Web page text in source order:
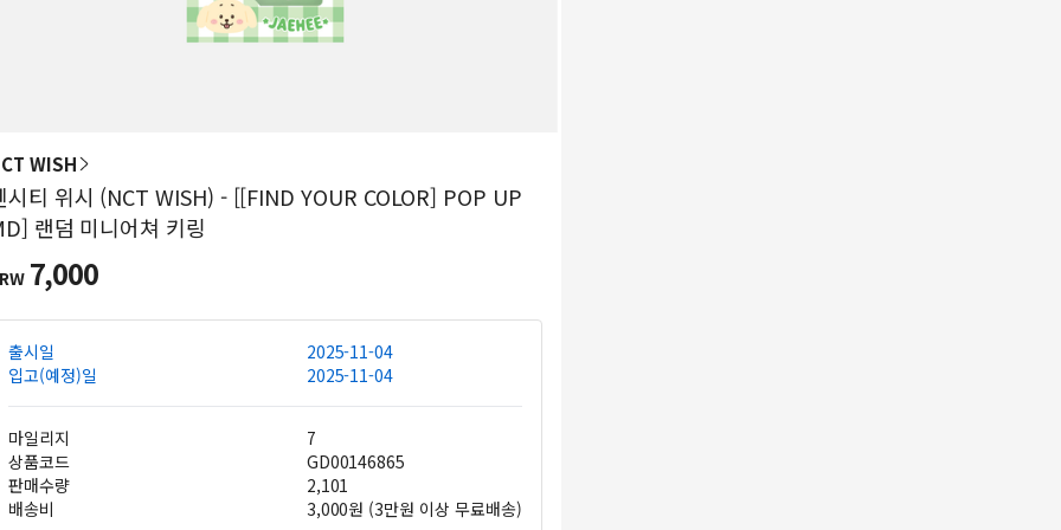
WISH
시티 위시 (NCT WISH) - [[FIND YOUR COLOR] POP UP
랜덤 미니어쳐 키링
7,000
출시일
2025-11-04
입고(예정)일
2025-11-04
마일리지
7
상품코드
GD00146865
판매수량
2,101
배송비
3,000원 (3만원 이상 무료배송)